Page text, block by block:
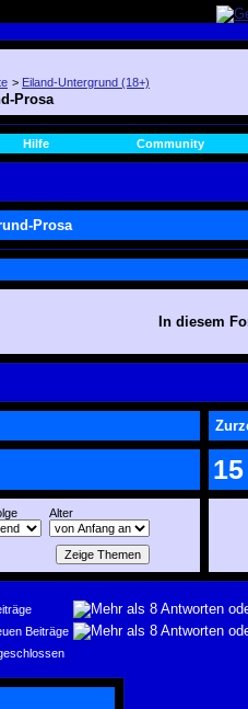
> Eiland-Untergrund (18+)
Prosa
Hilfe Community
Prosa
In diesem
Alter
Beiträge